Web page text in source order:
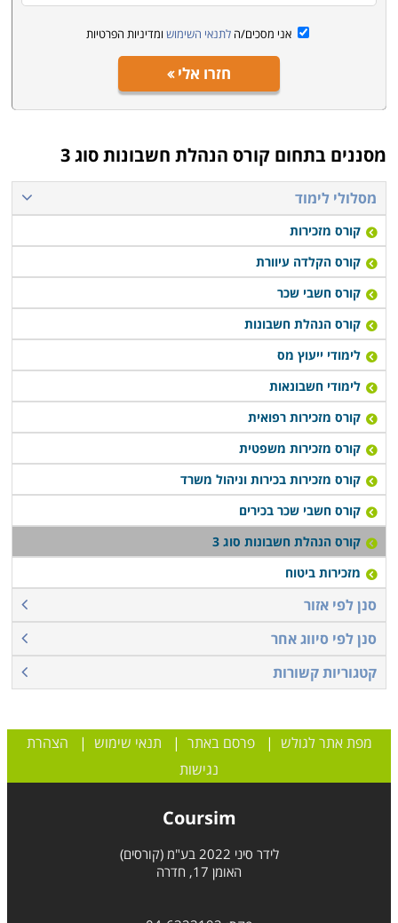
אני מסכים/ה לתנאי השימוש ומדיניות הפרטיות
חזרו אלי
מסננים בתחום קורס הנהלת חשבונות סוג 3
מסלולי לימוד
קורס מזכירות
קורס הקלדה עיוורת
קורס חשבי שכר
קורס הנהלת חשבונות
לימודי ייעוץ מס
לימודי חשבונאות
קורס מזכירות רפואית
קורס מזכירות משפטית
קורס מזכירות בכירות וניהול משרד
קורס חשבי שכר בכירים
קורס הנהלת חשבונות סוג 3
מזכירות ביטוח
סנן לפי אזור
סנן לפי סיווג אחר
קטגוריות קשורות
מפת אתר לגולש |פרסם באתר | תנאי שימוש | הצהרת
נגישות
Coursim
לידר סיני 2022 בע"מ (קורסים)
האומן 17, חדרה